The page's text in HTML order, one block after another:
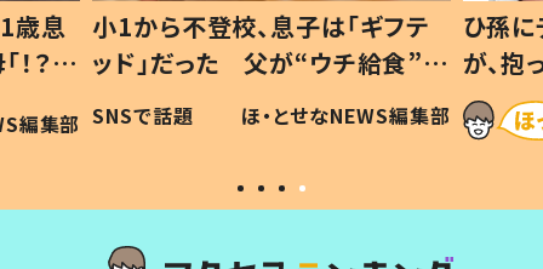
フテ
食”を
編集部
ひ孫にデレデレな80歳じいじ
が、抱っこすると…ひ孫の反応に
「涙が出ました」「可愛くて仕方な
い」
ほ・とせなNEWS編集部